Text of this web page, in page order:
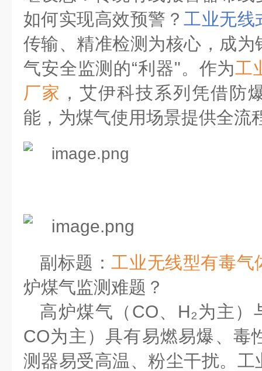
如何实现高效预警？工业无线
传输、精准检测为核心，成
气安全监测的“利器"。作为工
厂家 ，艾伊科技系列凭借防
能，为煤气使用场景提供全流
副标题：工业无线型有毒气
炉煤气监测难题？
高炉煤气（ CO、 H₂为主）
CO为主）具有易燃易爆、毒
测器易受高温、粉尘干扰。